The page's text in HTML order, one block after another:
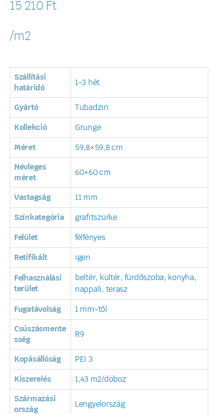
15 210 Ft
/m2
Szállítási
határidó
1-3 hét
Gyártó Tubadzin
Kollekció Grunge
Méret 59,8×59,8 cm
Névleges
méret
60×60 cm
Vastagság 11 mm
Színkategória grafitszürke
Felület félfényes
Retifikált igen
Felhasználási
terület
beltér, kültér, fürdőszoba, konyha,
nappali, terasz
Fugatávolság 1 mm-től
Csúszásmente
sség
R9
Kopásállóság PEI 3
Kiszerelés 1,43 m2/doboz
Származási
ország
Lengyelország